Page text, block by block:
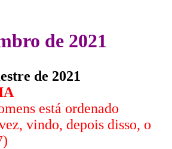
de 2021
de 2021
está ordenado
vindo, depois disso, o